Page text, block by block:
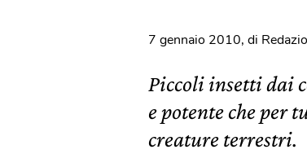
7 gennaio 2010, di
Piccoli insetti dai
e potente che per
creature terrestri.